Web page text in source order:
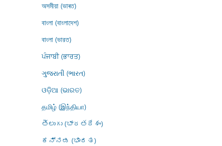
অসমীয়া (ভাৰত)
বাংলা (বাংলাদেশ)
বাংলা (ভারত)
ਪੰਜਾਬੀ (ਭਾਰਤ)
ગુજરાતી (ભારત)
ଓଡ଼ିଆ (ଭାରତ)
தமிழ் (இந்தியா)
తెలుగు (భారతదేశం)
ಕನ್ನಡ (ಭಾರತ)